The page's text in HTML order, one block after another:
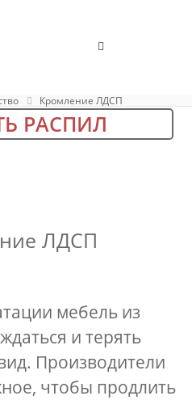
Кромление ЛДСП
РАСПИЛ
ЛДСП
мебель из
и терять
Производители
чтобы продлить